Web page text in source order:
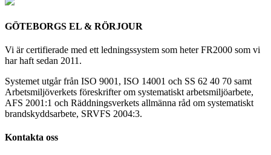
GÖTEBORGS EL & RÖRJOUR
Vi är certifierade med ett ledningssystem som heter FR2000 som vi
har haft sedan 2011.
Systemet utgår från ISO 9001, ISO 14001 och SS 62 40 70 samt
Arbetsmiljöverkets föreskrifter om systematiskt arbetsmiljöarbete,
AFS 2001:1 och Räddningsverkets allmänna råd om systematiskt
brandskyddsarbete, SRVFS 2004:3.
Kontakta oss